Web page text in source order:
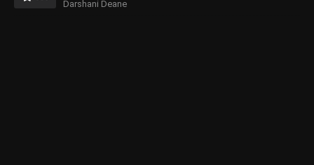
Darshani Deane